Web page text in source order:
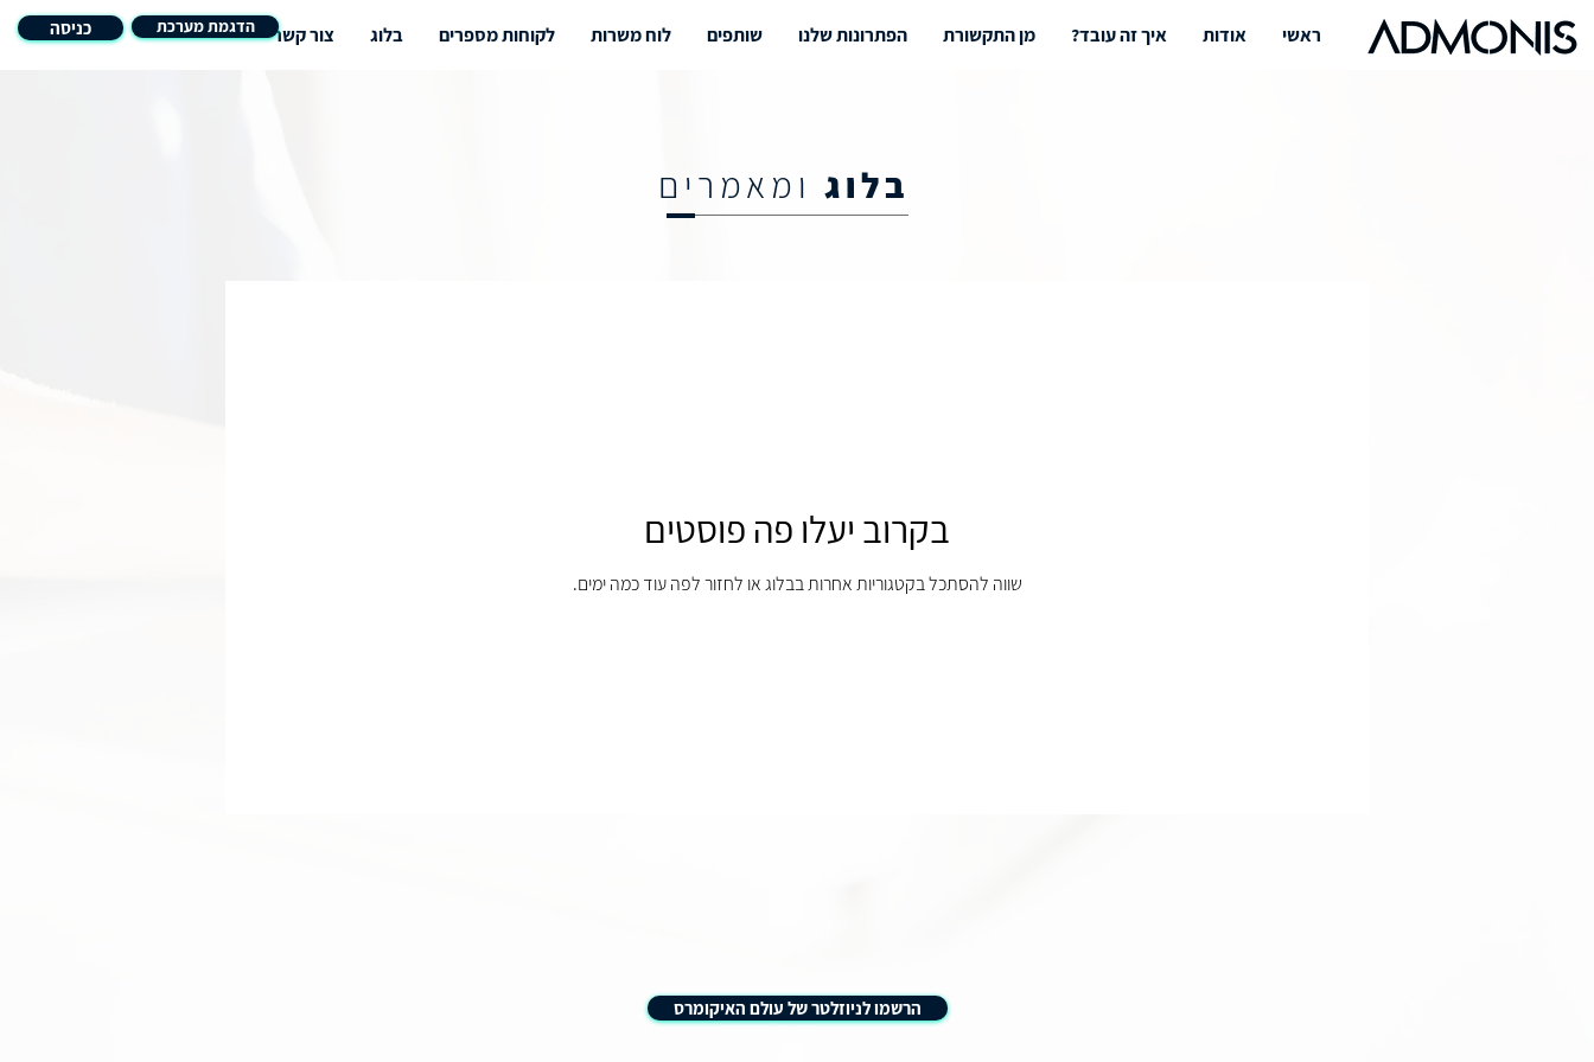
הדגמת מערכת כניסה ראשי אודות איך זה עובד? מן התקשורת הפתרונות שלנו שותפים לוח משרות לקוחות מספרים בלוג צור קשר
בלוג ומאמרים
הרשמו לניוזלטר של עולם האיקומרס
בקרוב יעלו פה פוסטים
שווה להסתכל בקטגוריות אחרות בבלוג או לחזור לפה עוד כמה ימים.